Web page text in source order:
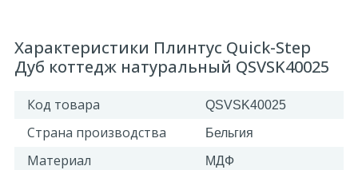
Характеристики Плинтус Quick-Step
Дуб коттедж натуральный QSVSK40025
Код товара QSVSK40025
Страна производства Бельгия
Материал МДФ